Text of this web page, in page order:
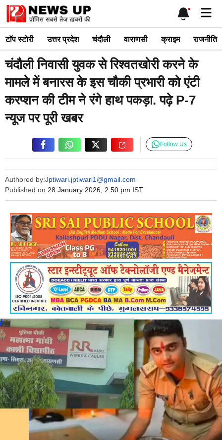
Skip
content
टाॅप स्टोरी उत्तर प्रदेश चंदौली वाराणसी क्राइम राजनीति
चंदौली निवासी युवक से रिश्वतखोरी करने के
मामले में बनारस के इस चौकी प्रभारी को एंटी
करप्शन की टीम ने रंगे हाथ पकड़ा. पढ़े P-7
न्यूज पर पूरी खबर
Authored by:Jptiwari.jptiwari1@gmail.com
Published on:28 January 2026, 2:50 pm IST
Follow Us